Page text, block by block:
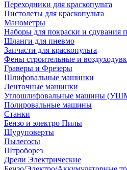
Переходники для краскопульта
Пистолеты для краскопульта
Манометры
Наборы для покраски и сдувания
Шланги для пневмо
Запчасти для краскопульта
Фены строительные и
Граверы и Фрезеры
Шлифовальные машинки
Ленточные машинки
Углошлифовальные машины
Полировальные машины
Станки
Бензо и электро Пилы
Шуруповерты
Пылесосы
Штроборез
Дрели Электрические